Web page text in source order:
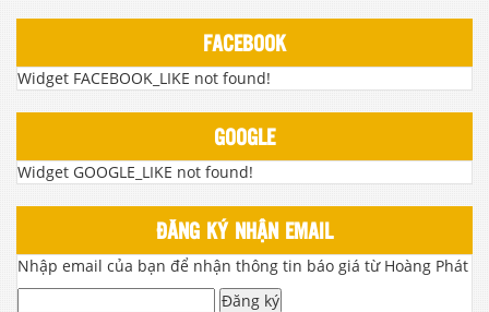
FACEBOOK
Widget FACEBOOK_LIKE not found!
GOOGLE
Widget GOOGLE_LIKE not found!
ĐĂNG KÝ NHẬN EMAIL
Nhập email của bạn để nhận thông tin báo giá từ Hoàng Phát
Đăng ký